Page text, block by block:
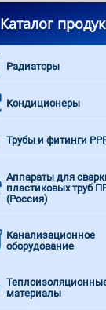
Каталог
Радиаторы
Кондиционеры
Трубы и фитинги
Аппараты для
пластиковых труб
(Россия)
Канализационное
оборудование
материалы